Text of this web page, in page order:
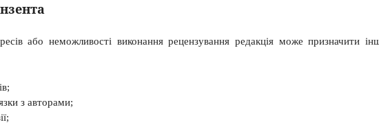
або неможливості виконання рецензування редакція може призначити
з авторами;